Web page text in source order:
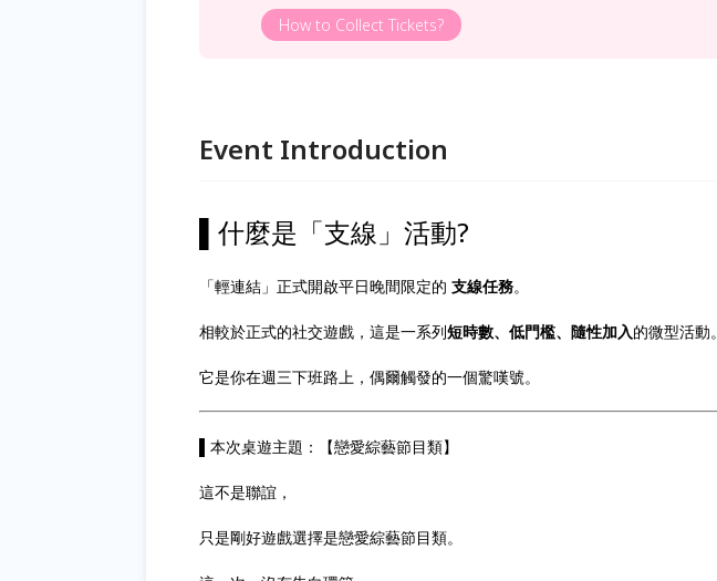
How to Collect Tickets?
Event Introduction
▌什麼是「支線」活動?
「輕連結」正式開啟平日晚間限定的 支線任務。
相較於正式的社交遊戲，這是一系列短時數、低門檻、隨性加入的微型活動。
它是你在週三下班路上，偶爾觸發的一個驚嘆號。
▌本次桌遊主題：【戀愛綜藝節目類】
這不是聯誼，
只是剛好遊戲選擇是戀愛綜藝節目類。